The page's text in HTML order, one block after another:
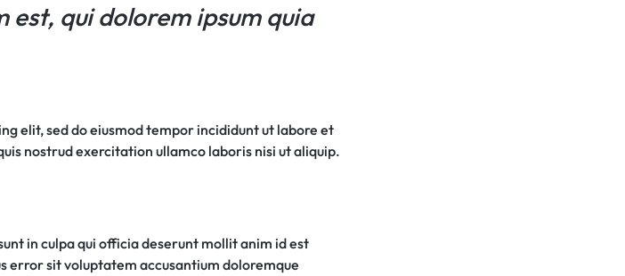
est, qui dolorem ipsum quia
elit, sed do eiusmod tempor incididunt ut labore et
nostrud exercitation ullamco laboris nisi ut aliquip.
in culpa qui officia deserunt mollit anim id est
error sit voluptatem accusantium doloremque